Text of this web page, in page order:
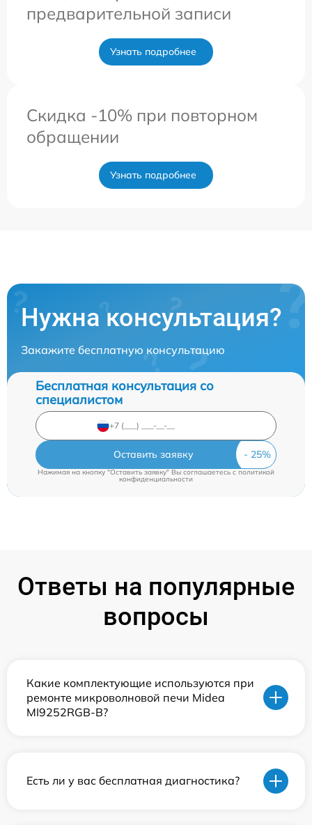
предварительной записи
Узнать подробнее
Скидка -10% при повторном
обращении
Узнать подробнее
Нужна консультация?
Закажите бесплатную консультацию
Бесплатная консультация со
специалистом
Оставить заявку
Нажимая на кнопку "Оставить заявку" Вы соглашаетесь cполитикой
конфиденциальности
Ответы на популярные
вопросы
Какие комплектующие используются при
ремонте микроволновой печи Midea
MI9252RGB-B?
Есть ли у вас бесплатная диагностика?